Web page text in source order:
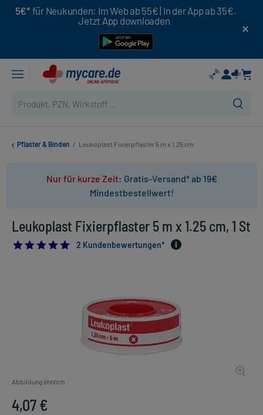
5€* für Neukunden: Im Web ab 55€ | In der App ab 35€.
Jetzt App downloaden
Pflaster & Binden / Leukoplast Fixierpflaster 5 m x 1.25 cm
Nur für kurze Zeit: Gratis-Versand* ab 19€
Mindestbestellwert!
Leukoplast Fixierpflaster 5 m x 1.25 cm, 1 St
5.0
2 Kundenbewertungen*
Abbildung ähnlich
4,07 €